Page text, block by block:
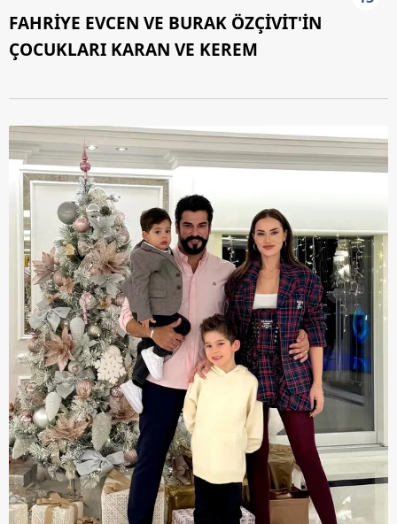
FAHRİYE EVCEN VE BURAK ÖZÇİVİT'İN
ÇOCUKLARI KARAN VE KEREM